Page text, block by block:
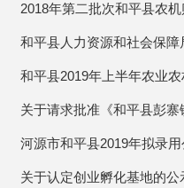
2018年第二批次和平县农
和平县人力资源和社会保障局关于省集中式业务
和平县2019年上半年农业农
关于请求批准《和平县彭寨镇中片区
河源市和平县2019年拟录用公务
关于认定创业孵化基地的公